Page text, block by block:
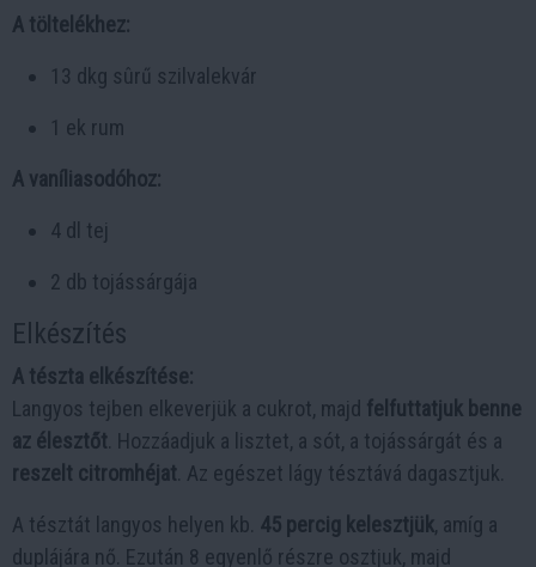
A töltelékhez:
13 dkg sûrű szilvalekvár
1 ek rum
A vaníliasodóhoz:
4 dl tej
2 db tojássárgája
Elkészítés
A tészta elkészítése:
Langyos tejben elkeverjük a cukrot, majd felfuttatjuk benne
az élesztőt . Hozzáadjuk a lisztet, a sót, a tojássárgát és a
reszelt citromhéjat . Az egészet lágy tésztává dagasztjuk.
A tésztát langyos helyen kb. 45 percig kelesztjük, amíg a
duplájára nő. Ezután 8 egyenlő részre osztjuk, majd